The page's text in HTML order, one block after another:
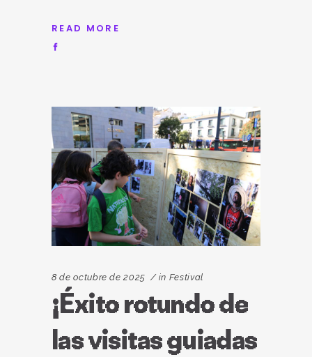
READ MORE
8 de octubre de 2025 in Festival
¡Éxito rotundo de
las visitas guiadas